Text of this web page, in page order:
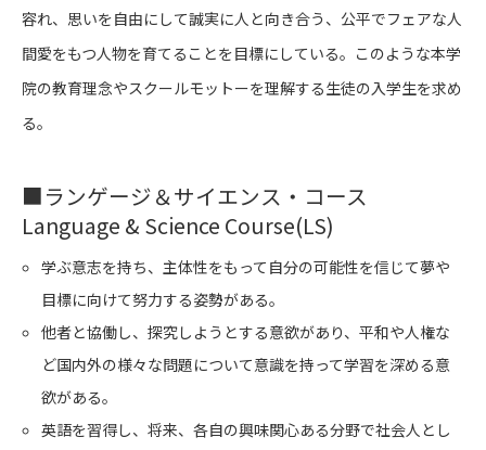
容れ、思いを自由にして誠実に人と向き合う、公平でフェアな人
間愛をもつ人物を育てることを目標にしている。このような本学
院の教育理念やスクールモットーを理解する生徒の入学生を求め
る。
■ランゲージ＆サイエンス・コース
Language & Science Course(LS)
学ぶ意志を持ち、主体性をもって自分の可能性を信じて夢や
目標に向けて努力する姿勢がある。
他者と協働し、探究しようとする意欲があり、平和や人権な
ど国内外の様々な問題について意識を持って学習を深める意
欲がある。
英語を習得し、将来、各自の興味関心ある分野で社会人とし